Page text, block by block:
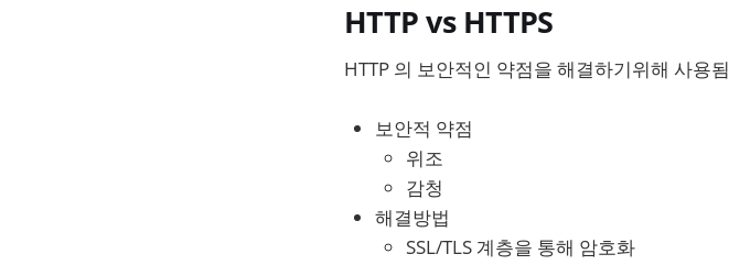
HTTP vs HTTPS
HTTP 의 보안적인 약점을 해결하기위해 사용됨
보안적 약점
위조
감청
해결방법
SSL/TLS 계층을 통해 암호화